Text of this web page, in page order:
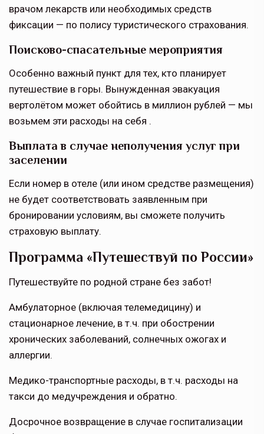
врачом лекарств или необходимых средств
фиксации — по полису туристического страхования.
Поисково-спасательные мероприятия
Особенно важный пункт для тех, кто планирует
путешествие в горы. Вынужденная эвакуация
вертолётом может обойтись в миллион рублей — мы
возьмем эти расходы на себя .
Выплата в случае неполучения услуг при
заселении
Если номер в отеле (или ином средстве размещения)
не будет соответствовать заявленным при
бронировании условиям, вы сможете получить
страховую выплату.
Программа «Путешествуй по России»
Путешествуйте по родной стране без забот!
Амбулаторное (включая телемедицину) и
стационарное лечение, в т.ч. при обострении
хронических заболеваний, солнечных ожогах и
аллергии.
Медико-транспортные расходы, в т.ч. расходы на
такси до медучреждения и обратно.
Досрочное возвращение в случае госпитализации